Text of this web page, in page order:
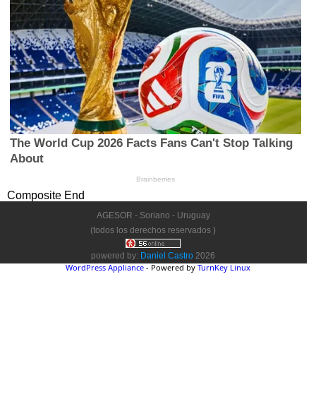
Composite End
AGESOR - Soriano - Uruguay
(todos los derechos reservados )
powered by: Daniel Castro 2026
WordPress Appliance - Powered by TurnKey Linux